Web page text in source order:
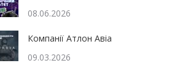
08.06.2026
Компанії Атлон Авіа
09.03.2026